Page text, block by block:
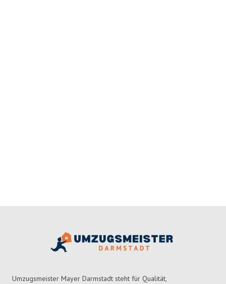
Umzugsmeister Mayer Darmstadt steht für Qualität,